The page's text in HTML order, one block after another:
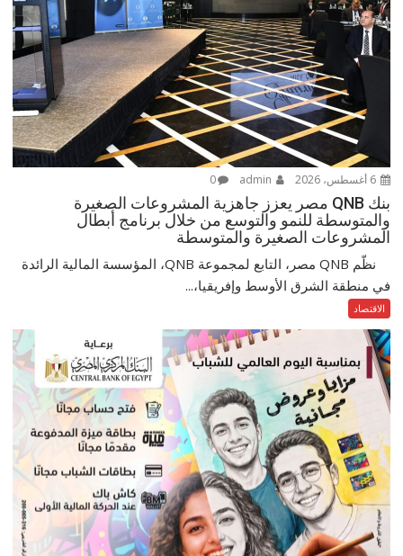
6 أغسطس، 2026 0
بنك QNB مصر يعزز جاهزية المشروعات الصغيرة
والمتوسطة للنمو والتوسع من خلال برنامج أبطال
المشروعات الصغيرة والمتوسطة
نظّم QNB مصر، التابع لمجموعة QNB، المؤسسة المالية الرائدة
في منطقة الشرق الأوسط وإفريقيا،...
الاقتصاد